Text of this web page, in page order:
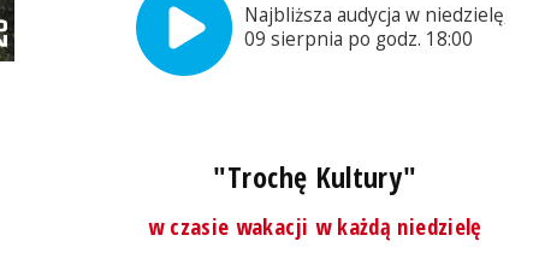
Najbliższa audycja w niedzielę,
09 sierpnia po godz. 18:00
"Trochę Kultury"
w czasie wakacji w każdą niedzielę